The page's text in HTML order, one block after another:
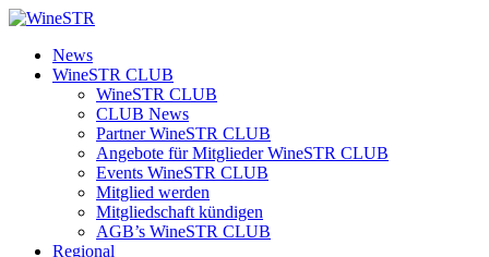
Zum
springen
WineSTR
News
WineSTR CLUB
WineSTR CLUB
CLUB News
Partner WineSTR CLUB
Angebote für Mitglieder WineSTR CLUB
Events WineSTR CLUB
Mitglied werden
Mitgliedschaft kündigen
AGB’s WineSTR CLUB
Regional